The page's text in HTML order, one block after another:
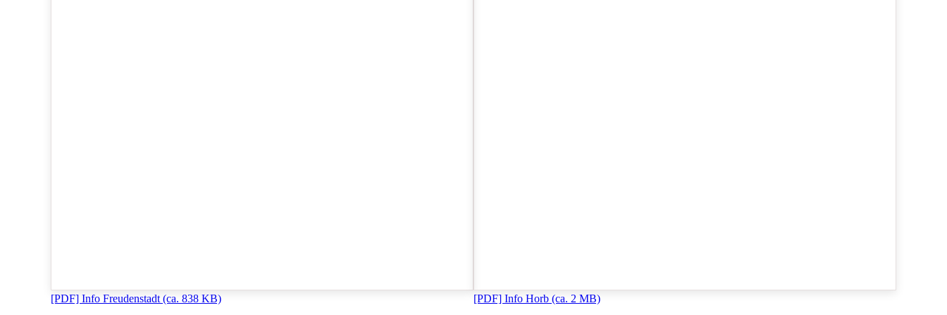
[PDF] Info Freudenstadt (ca. 838 KB) [PDF] Info Horb (ca. 2 MB)